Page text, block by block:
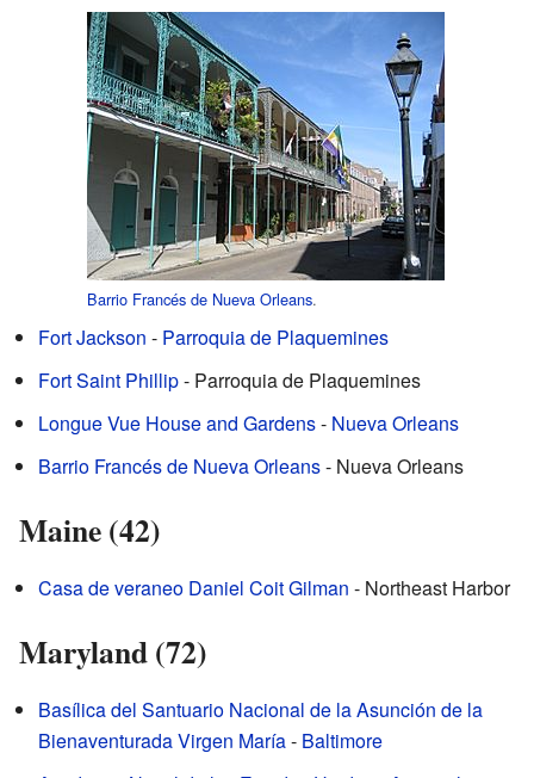
Barrio Francés de Nueva Orleans.
Fort Jackson - Parroquia de Plaquemines
Fort Saint Phillip- Parroquia de Plaquemines
Longue Vue House and Gardens- Nueva Orleans
Barrio Francés de Nueva Orleans- Nueva Orleans
Maine (42)
Casa de veraneo Daniel Coit Gilman - Northeast Harbor
Maryland (72)
Basílica del Santuario Nacional de la Asunción de la
Bienaventurada Virgen María- Baltimore